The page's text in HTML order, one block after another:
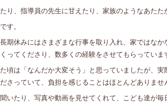
り、指導員の先生に甘えたり、家族のようなあたた
す。
期休みにはさまざまな行事を取り入れ、家ではな
ってくださり、数多くの経験をさせてもらっていま
頃は「なんだか大変そう」と思っていましたが、
さっていて、負担を感じることはほとんどありませ
いたり、写真や動画を見せてくれて、こども達が